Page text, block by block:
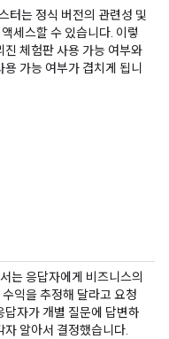
터는 정식 버전의 관련성 및
세스할 수 있습니다. 이렇
진 체험판 사용 가능 여부와
용 가능 여부가 겹치게 됩니
는 응답자에게 비즈니스의
익을 추정해 달라고 요청
답자가 개별 질문에 답변하
자 알아서 결정했습니다.